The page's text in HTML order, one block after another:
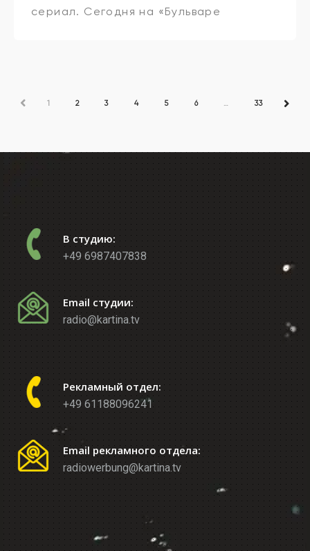
сериал. Сегодня на «Бульваре
пятёрка сериалов, которые можно
ПРЕД1 2 3 4 5 6 … 33 СЛЕД
В студию:
+49 6987407838
Email студии:
radio@kartina.tv
Рекламный отдел:
+49 61188096241
Email рекламного отдела:
radiowerbung@kartina.tv